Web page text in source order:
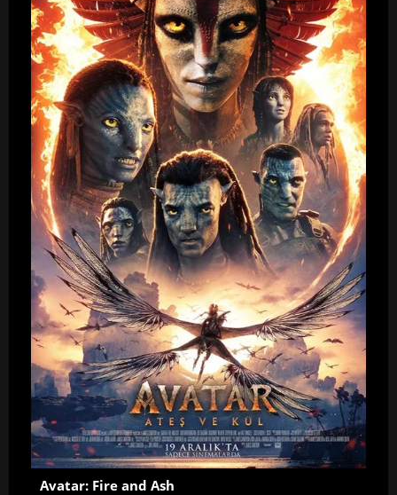
Avatar: Fire and Ash